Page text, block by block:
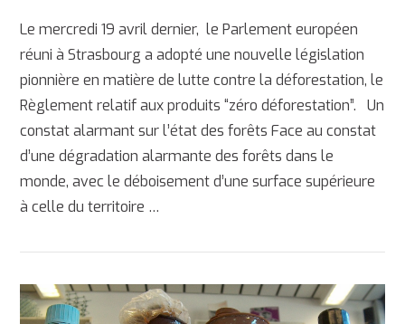
Le mercredi 19 avril dernier, le Parlement européen
réuni à Strasbourg a adopté une nouvelle législation
pionnière en matière de lutte contre la déforestation, le
Règlement relatif aux produits “zéro déforestation”. Un
constat alarmant sur l’état des forêts Face au constat
d’une dégradation alarmante des forêts dans le
monde, avec le déboisement d’une surface supérieure
à celle du territoire …